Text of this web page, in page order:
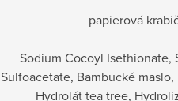
papierová
Sodium Cocoyl Isethionate,
Sulfoacetate, Bambucké
Hydrolát tea tree,